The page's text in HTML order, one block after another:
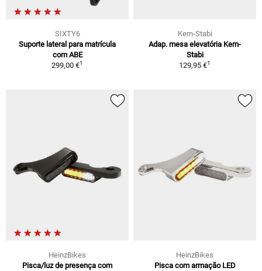
SIXTY6
Suporte lateral para matrícula
com ABE
299,00 €1
Kern-Stabi
Adap. mesa elevatória Kern-
Stabi
129,95 €1
HeinzBikes
Pisca/luz de presença com
HeinzBikes
Pisca com armação LED